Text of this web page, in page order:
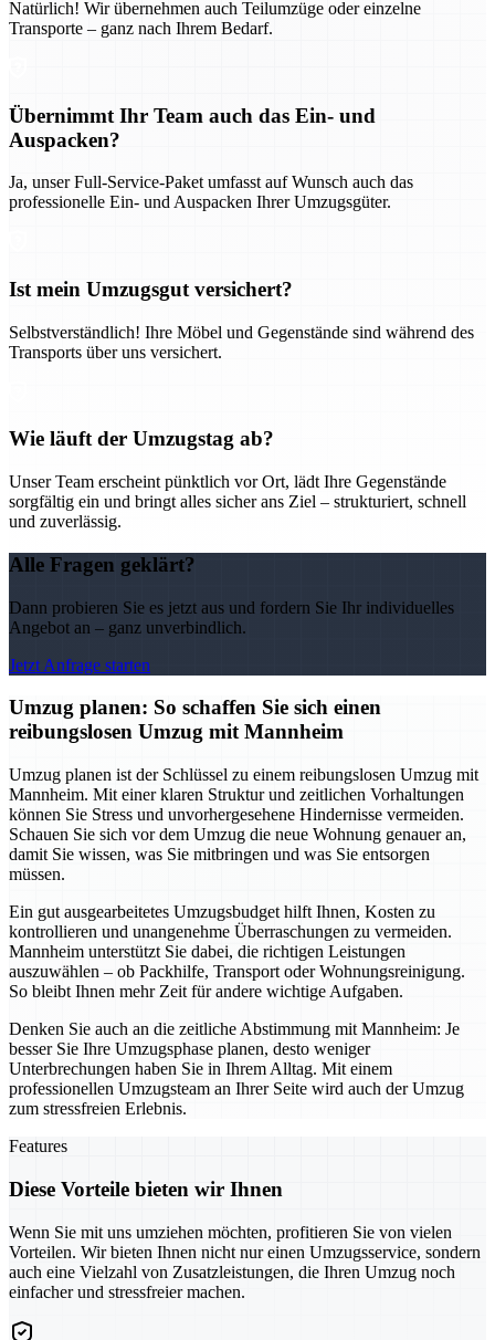
Natürlich! Wir übernehmen auch Teilumzüge oder einzelne
Transporte – ganz nach Ihrem Bedarf.
Übernimmt Ihr Team auch das Ein- und
Auspacken?
Ja, unser Full-Service-Paket umfasst auf Wunsch auch das
professionelle Ein- und Auspacken Ihrer Umzugsgüter.
Ist mein Umzugsgut versichert?
Selbstverständlich! Ihre Möbel und Gegenstände sind während des
Transports über uns versichert.
Wie läuft der Umzugstag ab?
Unser Team erscheint pünktlich vor Ort, lädt Ihre Gegenstände
sorgfältig ein und bringt alles sicher ans Ziel – strukturiert, schnell
und zuverlässig.
Alle Fragen geklärt?
Dann probieren Sie es jetzt aus und fordern Sie Ihr individuelles
Angebot an – ganz unverbindlich.
Jetzt Anfrage starten
Umzug planen: So schaffen Sie sich einen
reibungslosen Umzug mit Mannheim
Umzug planen ist der Schlüssel zu einem reibungslosen Umzug mit
Mannheim. Mit einer klaren Struktur und zeitlichen Vorhaltungen
können Sie Stress und unvorhergesehene Hindernisse vermeiden.
Schauen Sie sich vor dem Umzug die neue Wohnung genauer an,
damit Sie wissen, was Sie mitbringen und was Sie entsorgen
müssen.
Ein gut ausgearbeitetes Umzugsbudget hilft Ihnen, Kosten zu
kontrollieren und unangenehme Überraschungen zu vermeiden.
Mannheim unterstützt Sie dabei, die richtigen Leistungen
auszuwählen – ob Packhilfe, Transport oder Wohnungsreinigung.
So bleibt Ihnen mehr Zeit für andere wichtige Aufgaben.
Denken Sie auch an die zeitliche Abstimmung mit Mannheim: Je
besser Sie Ihre Umzugsphase planen, desto weniger
Unterbrechungen haben Sie in Ihrem Alltag. Mit einem
professionellen Umzugsteam an Ihrer Seite wird auch der Umzug
zum stressfreien Erlebnis.
Features
Diese Vorteile bieten wir Ihnen
Wenn Sie mit uns umziehen möchten, profitieren Sie von vielen
Vorteilen. Wir bieten Ihnen nicht nur einen Umzugsservice, sondern
auch eine Vielzahl von Zusatzleistungen, die Ihren Umzug noch
einfacher und stressfreier machen.